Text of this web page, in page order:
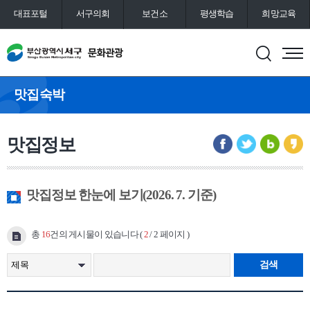
대표포털 서구의회 보건소 평생학습 희망교육
통합예약
맛집숙박
맛집정보
맛집정보 한눈에 보기(2026. 7. 기준)
총 16건의 게시물이 있습니다 (2/ 2 페이지 )
검색